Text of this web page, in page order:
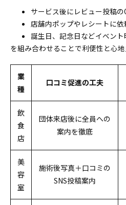
サービス後にレビュー投稿の
店舗内ポップやレシートに
誕生日、記念日などイベン
を組み合わせることで利便性と心
業
種
口コミ促進の工夫
飲
食
店
団体来店後に全員への
案内を徹底
美
容
室
施術後写真＋口コミの
SNS投稿案内